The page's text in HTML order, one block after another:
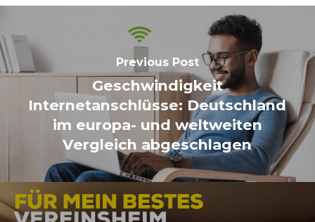
Previous Post
Geschwindigkeit
Internetanschlüsse: Deutschland
im europa- und weltweiten
Vergleich abgeschlagen